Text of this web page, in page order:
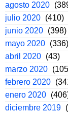
agosto 2020
julio 2020 (410)
junio 2020 (398)
mayo 2020 (336)
abril 2020 (43)
marzo 2020
febrero 2020
enero 2020
diciembre 2019